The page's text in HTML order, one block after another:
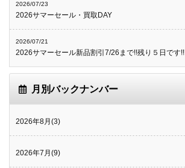
2026/07/23
2026サマーセール・買取DAY
2026/07/21
2026サマーセール新品割引7/26まで!!残り５日です!!
月別バックナンバー
2026年8月(3)
2026年7月(9)